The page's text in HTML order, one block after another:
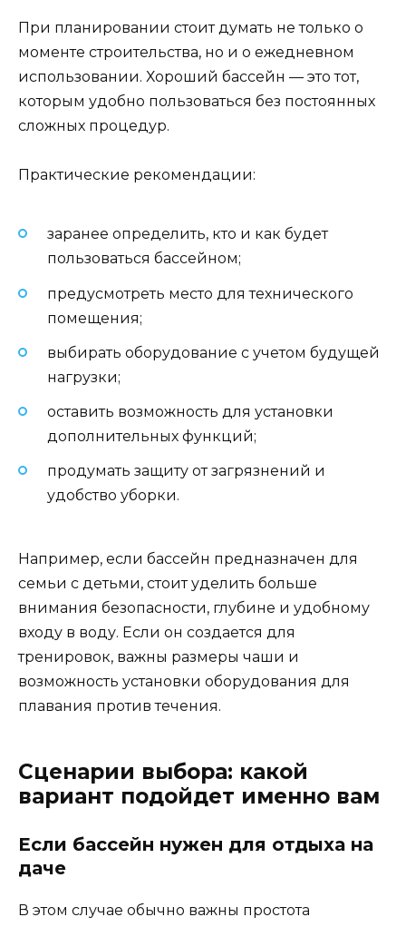
При планировании стоит думать не только о
моменте строительства, но и о ежедневном
использовании. Хороший бассейн — это тот,
которым удобно пользоваться без постоянных
сложных процедур.
Практические рекомендации:
заранее определить, кто и как будет
пользоваться бассейном;
предусмотреть место для технического
помещения;
выбирать оборудование с учетом будущей
нагрузки;
оставить возможность для установки
дополнительных функций;
продумать защиту от загрязнений и
удобство уборки.
Например, если бассейн предназначен для
семьи с детьми, стоит уделить больше
внимания безопасности, глубине и удобному
входу в воду. Если он создается для
тренировок, важны размеры чаши и
возможность установки оборудования для
плавания против течения.
Сценарии выбора: какой
вариант подойдет именно вам
Если бассейн нужен для отдыха на
даче
В этом случае обычно важны простота